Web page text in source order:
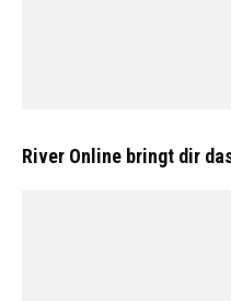
River Online bringt dir